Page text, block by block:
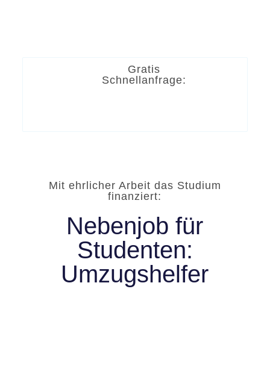
Gratis
Schnellanfrage:
Mit ehrlicher Arbeit das Studium
finanziert:
Nebenjob für
Studenten:
Umzugshelfer